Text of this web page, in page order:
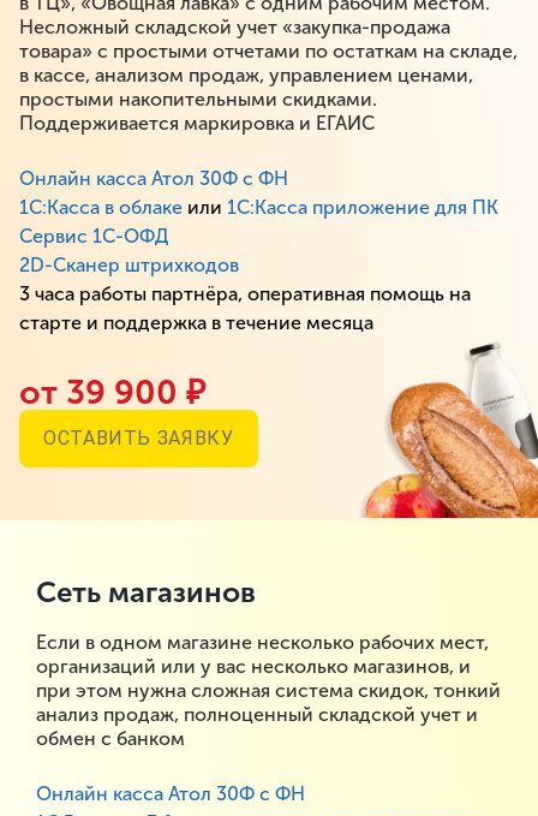
Несложный складской учет «закупка-продажа
товара» с простыми отчетами по остаткам на складе,
в кассе, анализом продаж, управлением ценами,
простыми накопительными скидками.
Поддерживается маркировка и ЕГАИС
Онлайн касса Атол 30Ф с ФН
1С:Касса в облаке или 1С:Касса приложение для ПК
Сервис 1С-ОФД
2D-Сканер штрихкодов
3 часа работы партнёра, оперативная помощь на
старте и поддержка в течение месяца
от 39 900 ₽
ОСТАВИТЬ ЗАЯВКУ
Сеть магазинов
Если в одном магазине несколько рабочих мест,
организаций или у вас несколько магазинов, и
при этом нужна сложная система скидок, тонкий
анализ продаж, полноценный складской учет и
обмен с банком
Онлайн касса Атол 30Ф с ФН